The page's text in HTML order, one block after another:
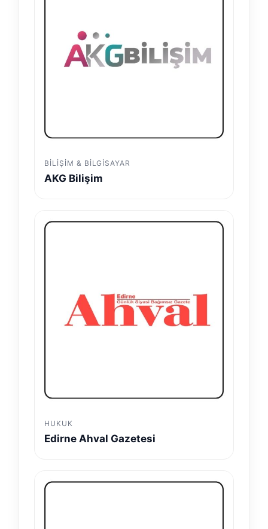
BILIŞIM & BILGISAYAR
AKG Bilişim
HUKUK
Edirne Ahval Gazetesi